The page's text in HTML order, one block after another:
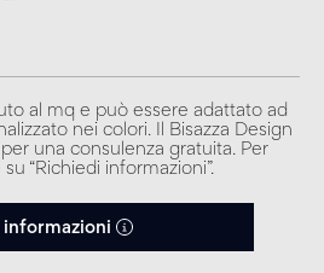
al mq e può essere adattato ad
nei colori. Il Bisazza Design
una consulenza gratuita. Per
“Richiedi informazioni”.
informazioni